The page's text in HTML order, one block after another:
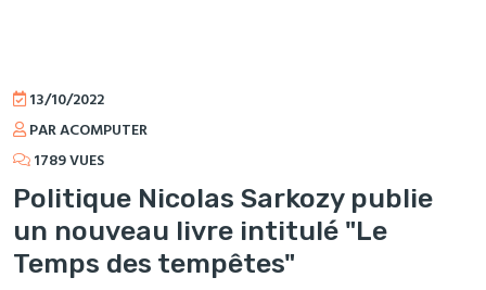
13/10/2022
PAR ACOMPUTER
1789 VUES
Politique Nicolas Sarkozy publie
un nouveau livre intitulé "Le
Temps des tempêtes"